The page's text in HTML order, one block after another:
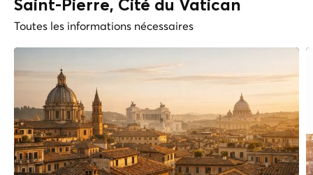
Saint-Pierre, Cité du Vatican
Toutes les informations nécessaires